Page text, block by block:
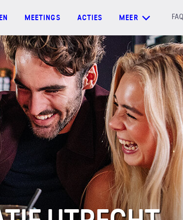
MEETINGS ACTIES MEER FAQ